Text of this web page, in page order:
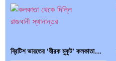
ব্রিটিশ ভারতের ‘হীরক মুকুট’ কলকাতা…